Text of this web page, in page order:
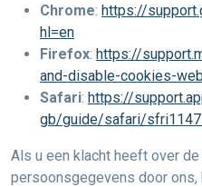
Chrome: https://
hl=en
Firefox: https://
and-disable-cookies-
Safari: https://
gb/guide/safari/
Als u een klacht heeft over
persoonsgegevens door